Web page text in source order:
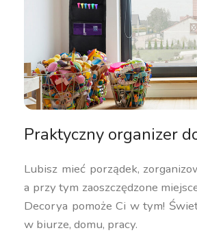
Praktyczny organizer
Lubisz mieć porządek,
a przy tym zaoszczędzone
Decorya pomoże Ci w tym!
w biurze, domu, pracy.